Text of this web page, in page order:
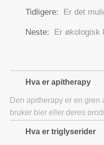
Tidligere: Er det
Neste: Er økologisk
Hva er apitherapy
Den apitherapy er en gren
bruker bier eller deres
som brukes for tusenvis av
Hva er triglyserider